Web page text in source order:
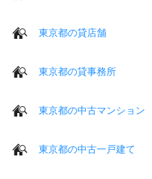
東京都の貸店舗
東京都の貸事務所
東京都の中古マンション
東京都の中古一戸建て